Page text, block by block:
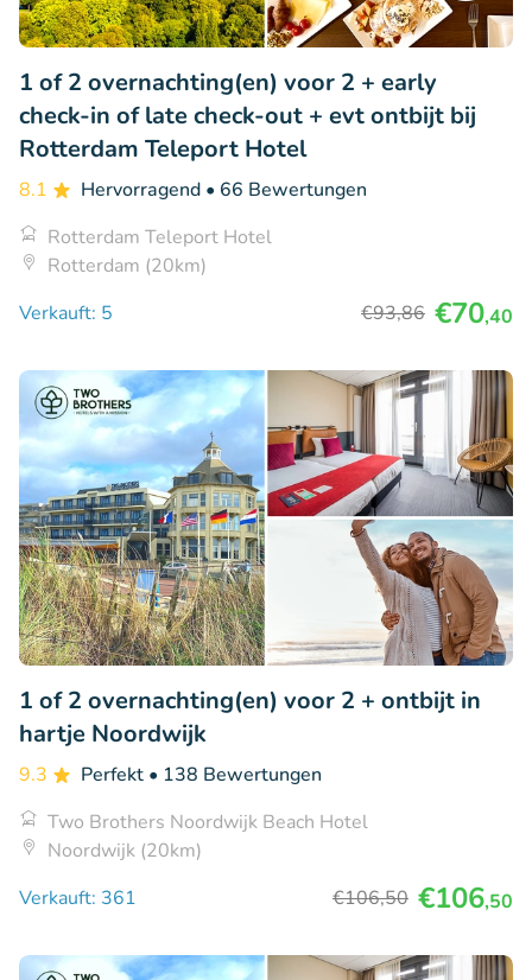
1 of 2 overnachting(en) voor 2 + early
check-in of late check-out + evt ontbijt bij
Rotterdam Teleport Hotel
8.1 Hervorragend • 66 Bewertungen
Rotterdam Teleport Hotel
Rotterdam (20km)
Verkauft: 5
€93,86 €70,40
1 of 2 overnachting(en) voor 2 + ontbijt in
hartje Noordwijk
9.3 Perfekt • 138 Bewertungen
Two Brothers Noordwijk Beach Hotel
Noordwijk (20km)
Verkauft: 361
€106,50 €106,50